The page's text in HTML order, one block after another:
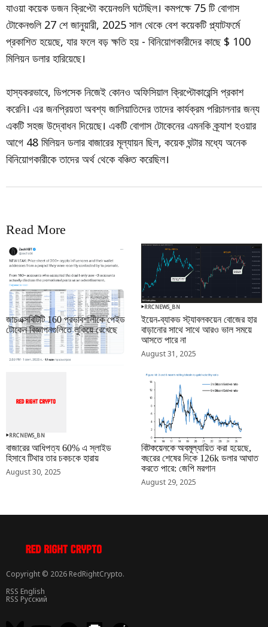
যাওয়া কয়েক ডজন ক্রিপ্টো কয়েনগুলি ঘটেছিল। কমপক্ষে 75 টি বোগাস
টোকেনগুলি 27 শে জানুয়ারী, 2025 সাল থেকে বেশ কয়েকটি প্ল্যাটফর্মে
প্রকাশিত হয়েছে, যার ফলে বড় ক্ষতি হয় - বিনিয়োগকারীদের কাছে $ 100
মিলিয়ন ডলার হারিয়েছে।
হাস্যকরভাবে, ডিপসেক নিজেই কোনও অফিসিয়াল ক্রিপ্টোকারেন্সি প্রকাশ
করেনি। এর জনপ্রিয়তা অবশ্য জালিয়াতিদের তাদের কার্যক্রম পরিচালনার জন্য
একটি সহজ উদ্বোধন দিয়েছে। একটি বোগাস টোকেনের এমনকি ক্র্যাশ হওয়ার
আগে 48 মিলিয়ন ডলার বাজারের মূল্যায়ন ছিল, কয়েক ঘন্টার মধ্যে অনেক
বিনিয়োগকারীকে তাদের অর্থ থেকে বঞ্চিত করেছিল।
Read More
RRCNEWS_BN
জাচএক্সবিটিটি 160 প্রভাবশালীকে পেইড
টোকেন বিজ্ঞাপনগুলিতে লুকিয়ে রেখেছে
September 01, 2025
RRCNEWS_BN
ইয়েন-ব্যাকড স্ট্যাবলকয়েন বোজের হার
বাড়ানোর সাথে সাথে আরও ভাল সময়ে
আসতে পারে না
August 31, 2025
RRCNEWS_BN
বাজারের আধিপত্য 60% এ স্লাইড
হিসাবে টিথার তার চকচকে হারায়
August 30, 2025
RRCNEWS_BN
বিটকয়েনকে অবমূল্যায়িত করা হয়েছে,
বছরের শেষের দিকে 126k ডলার আঘাত
করতে পারে: জেপি মরগান
August 29, 2025
Copyright © 2026 RedRightCrypto.
RSS English
RSS Русский